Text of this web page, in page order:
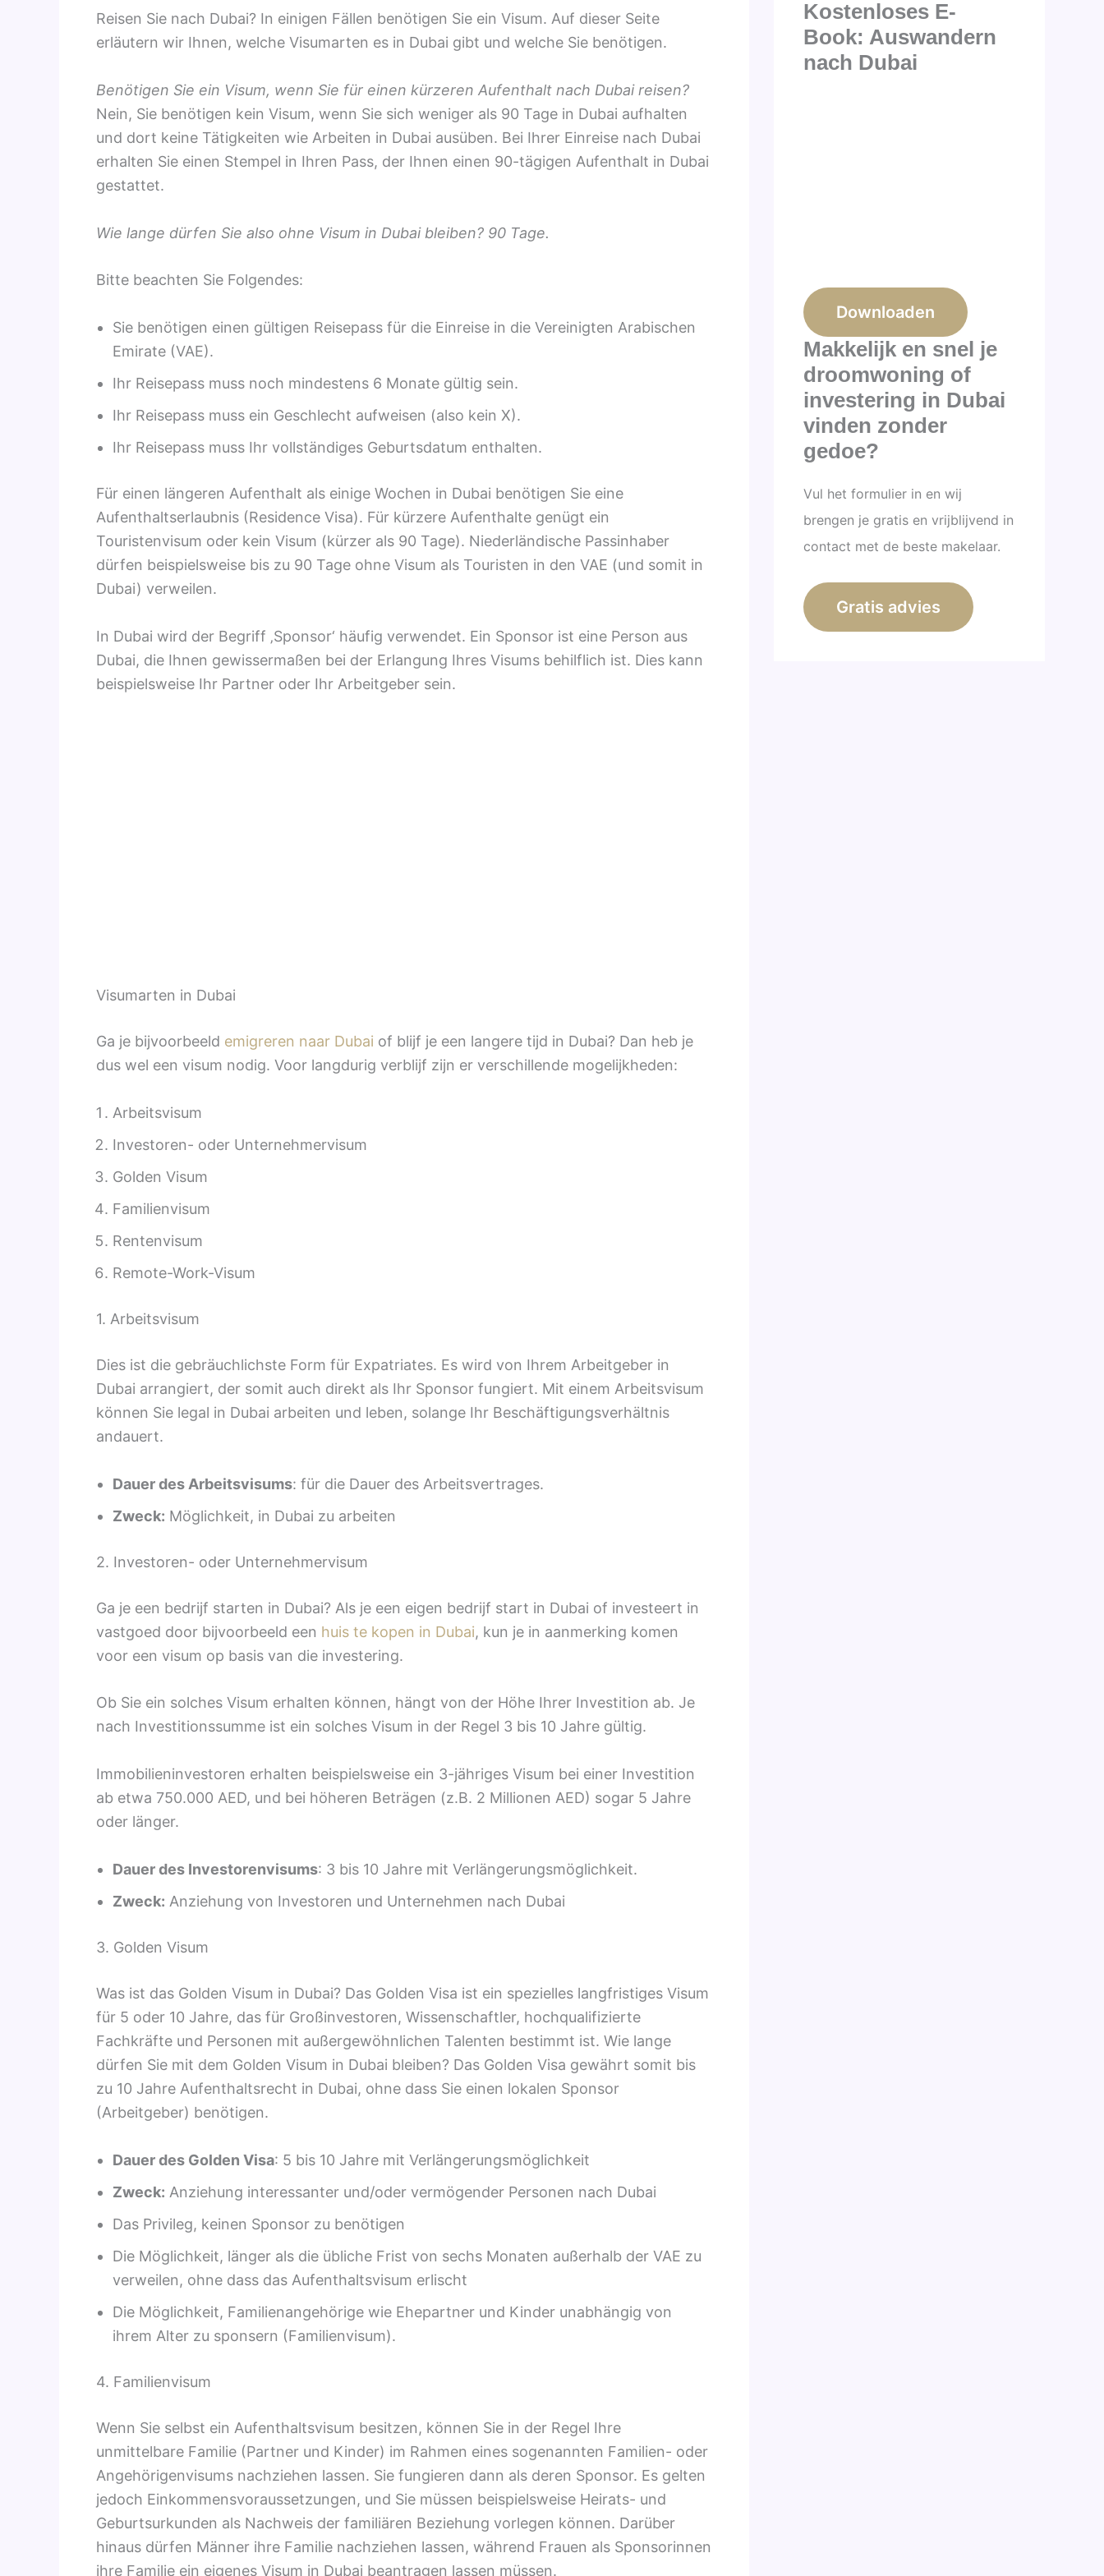
Reisen Sie nach Dubai? In einigen Fällen benötigen Sie ein Visum. Auf dieser Seite
erläutern wir Ihnen, welche Visumarten es in Dubai gibt und welche Sie benötigen.
Benötigen Sie ein Visum, wenn Sie für einen kürzeren Aufenthalt nach Dubai reisen?
Nein, Sie benötigen kein Visum, wenn Sie sich weniger als 90 Tage in Dubai aufhalten
und dort keine Tätigkeiten wie Arbeiten in Dubai ausüben. Bei Ihrer Einreise nach Dubai
erhalten Sie einen Stempel in Ihren Pass, der Ihnen einen 90-tägigen Aufenthalt in Dubai
gestattet.
Wie lange dürfen Sie also ohne Visum in Dubai bleiben? 90 Tage.
Bitte beachten Sie Folgendes:
Sie benötigen einen gültigen Reisepass für die Einreise in die Vereinigten Arabischen
Emirate (VAE).
Ihr Reisepass muss noch mindestens 6 Monate gültig sein.
Ihr Reisepass muss ein Geschlecht aufweisen (also kein X).
Ihr Reisepass muss Ihr vollständiges Geburtsdatum enthalten.
Für einen längeren Aufenthalt als einige Wochen in Dubai benötigen Sie eine
Aufenthaltserlaubnis (Residence Visa). Für kürzere Aufenthalte genügt ein
Touristenvisum oder kein Visum (kürzer als 90 Tage). Niederländische Passinhaber
dürfen beispielsweise bis zu 90 Tage ohne Visum als Touristen in den VAE (und somit in
Dubai) verweilen.
In Dubai wird der Begriff ‚Sponsor‘ häufig verwendet. Ein Sponsor ist eine Person aus
Dubai, die Ihnen gewissermaßen bei der Erlangung Ihres Visums behilflich ist. Dies kann
beispielsweise Ihr Partner oder Ihr Arbeitgeber sein.
Visumarten in Dubai
Ga je bijvoorbeeld emigreren naar Dubai of blijf je een langere tijd in Dubai? Dan heb je
dus wel een visum nodig. Voor langdurig verblijf zijn er verschillende mogelijkheden:
Arbeitsvisum
Investoren- oder Unternehmervisum
Golden Visum
Familienvisum
Rentenvisum
Remote-Work-Visum
1. Arbeitsvisum
Dies ist die gebräuchlichste Form für Expatriates. Es wird von Ihrem Arbeitgeber in
Dubai arrangiert, der somit auch direkt als Ihr Sponsor fungiert. Mit einem Arbeitsvisum
können Sie legal in Dubai arbeiten und leben, solange Ihr Beschäftigungsverhältnis
andauert.
Dauer des Arbeitsvisums: für die Dauer des Arbeitsvertrages.
Zweck: Möglichkeit, in Dubai zu arbeiten
2. Investoren- oder Unternehmervisum
Ga je een bedrijf starten in Dubai? Als je een eigen bedrijf start in Dubai of investeert in
vastgoed door bijvoorbeeld een huis te kopen in Dubai, kun je in aanmerking komen
voor een visum op basis van die investering.
Ob Sie ein solches Visum erhalten können, hängt von der Höhe Ihrer Investition ab. Je
nach Investitionssumme ist ein solches Visum in der Regel 3 bis 10 Jahre gültig.
Immobilieninvestoren erhalten beispielsweise ein 3-jähriges Visum bei einer Investition
ab etwa 750.000 AED, und bei höheren Beträgen (z.B. 2 Millionen AED) sogar 5 Jahre
oder länger.
Dauer des Investorenvisums: 3 bis 10 Jahre mit Verlängerungsmöglichkeit.
Zweck: Anziehung von Investoren und Unternehmen nach Dubai
3. Golden Visum
Was ist das Golden Visum in Dubai? Das Golden Visa ist ein spezielles langfristiges Visum
für 5 oder 10 Jahre, das für Großinvestoren, Wissenschaftler, hochqualifizierte
Fachkräfte und Personen mit außergewöhnlichen Talenten bestimmt ist. Wie lange
dürfen Sie mit dem Golden Visum in Dubai bleiben? Das Golden Visa gewährt somit bis
zu 10 Jahre Aufenthaltsrecht in Dubai, ohne dass Sie einen lokalen Sponsor
(Arbeitgeber) benötigen.
Dauer des Golden Visa: 5 bis 10 Jahre mit Verlängerungsmöglichkeit
Zweck: Anziehung interessanter und/oder vermögender Personen nach Dubai
Das Privileg, keinen Sponsor zu benötigen
Die Möglichkeit, länger als die übliche Frist von sechs Monaten außerhalb der VAE zu
verweilen, ohne dass das Aufenthaltsvisum erlischt
Die Möglichkeit, Familienangehörige wie Ehepartner und Kinder unabhängig von
ihrem Alter zu sponsern (Familienvisum).
4. Familienvisum
Wenn Sie selbst ein Aufenthaltsvisum besitzen, können Sie in der Regel Ihre
unmittelbare Familie (Partner und Kinder) im Rahmen eines sogenannten Familien- oder
Angehörigenvisums nachziehen lassen. Sie fungieren dann als deren Sponsor. Es gelten
jedoch Einkommensvoraussetzungen, und Sie müssen beispielsweise Heirats- und
Geburtsurkunden als Nachweis der familiären Beziehung vorlegen können. Darüber
hinaus dürfen Männer ihre Familie nachziehen lassen, während Frauen als Sponsorinnen
ihre Familie ein eigenes Visum in Dubai beantragen lassen müssen.
Kostenloses E-
Book: Auswandern
nach Dubai
Downloaden
Makkelijk en snel je
droomwoning of
investering in Dubai
vinden zonder
gedoe?
Vul het formulier in en wij
brengen je gratis en vrijblijvend in
contact met de beste makelaar.
Gratis advies